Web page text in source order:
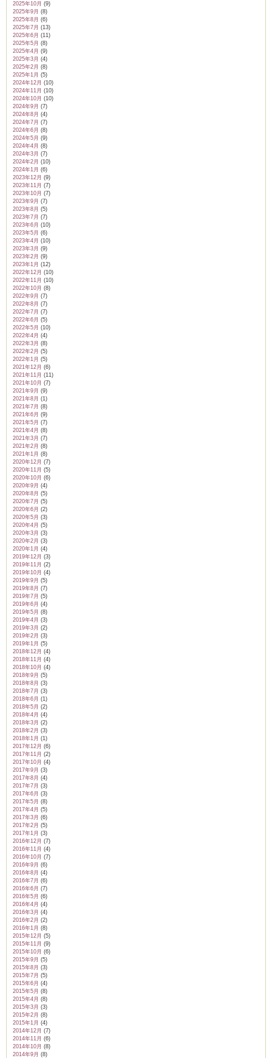
2025年10月 (9)
2025年9月 (8)
2025年8月 (6)
2025年7月 (13)
2025年6月 (11)
2025年5月 (8)
2025年4月 (9)
2025年3月 (4)
2025年2月 (8)
2025年1月 (5)
2024年12月 (10)
2024年11月 (10)
2024年10月 (10)
2024年9月 (7)
2024年8月 (4)
2024年7月 (7)
2024年6月 (8)
2024年5月 (9)
2024年4月 (8)
2024年3月 (7)
2024年2月 (10)
2024年1月 (6)
2023年12月 (9)
2023年11月 (7)
2023年10月 (7)
2023年9月 (7)
2023年8月 (5)
2023年7月 (7)
2023年6月 (10)
2023年5月 (6)
2023年4月 (10)
2023年3月 (9)
2023年2月 (9)
2023年1月 (12)
2022年12月 (10)
2022年11月 (10)
2022年10月 (8)
2022年9月 (7)
2022年8月 (7)
2022年7月 (7)
2022年6月 (5)
2022年5月 (10)
2022年4月 (4)
2022年3月 (8)
2022年2月 (5)
2022年1月 (5)
2021年12月 (6)
2021年11月 (11)
2021年10月 (7)
2021年9月 (9)
2021年8月 (1)
2021年7月 (8)
2021年6月 (9)
2021年5月 (7)
2021年4月 (8)
2021年3月 (7)
2021年2月 (8)
2021年1月 (8)
2020年12月 (7)
2020年11月 (5)
2020年10月 (6)
2020年9月 (4)
2020年8月 (5)
2020年7月 (5)
2020年6月 (2)
2020年5月 (3)
2020年4月 (5)
2020年3月 (3)
2020年2月 (3)
2020年1月 (4)
2019年12月 (3)
2019年11月 (2)
2019年10月 (4)
2019年9月 (5)
2019年8月 (7)
2019年7月 (5)
2019年6月 (4)
2019年5月 (8)
2019年4月 (3)
2019年3月 (2)
2019年2月 (3)
2019年1月 (5)
2018年12月 (4)
2018年11月 (4)
2018年10月 (4)
2018年9月 (5)
2018年8月 (3)
2018年7月 (3)
2018年6月 (1)
2018年5月 (2)
2018年4月 (4)
2018年3月 (2)
2018年2月 (3)
2018年1月 (1)
2017年12月 (6)
2017年11月 (2)
2017年10月 (4)
2017年9月 (3)
2017年8月 (4)
2017年7月 (3)
2017年6月 (3)
2017年5月 (8)
2017年4月 (5)
2017年3月 (6)
2017年2月 (5)
2017年1月 (3)
2016年12月 (7)
2016年11月 (4)
2016年10月 (7)
2016年9月 (6)
2016年8月 (4)
2016年7月 (6)
2016年6月 (7)
2016年5月 (6)
2016年4月 (4)
2016年3月 (4)
2016年2月 (2)
2016年1月 (8)
2015年12月 (5)
2015年11月 (9)
2015年10月 (6)
2015年9月 (5)
2015年8月 (3)
2015年7月 (5)
2015年6月 (4)
2015年5月 (8)
2015年4月 (8)
2015年3月 (3)
2015年2月 (8)
2015年1月 (4)
2014年12月 (7)
2014年11月 (6)
2014年10月 (8)
2014年9月 (8)